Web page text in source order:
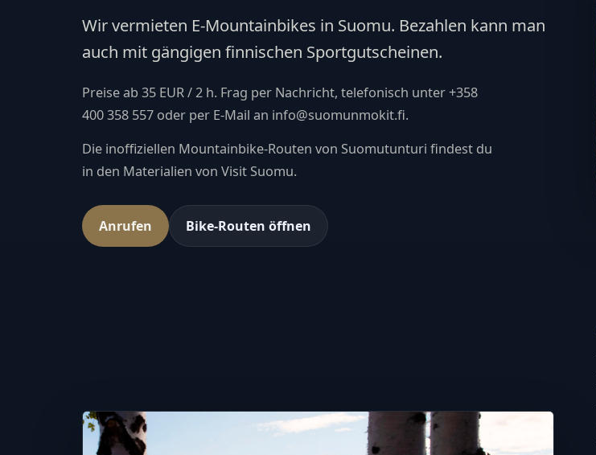
Wir vermieten E-Mountainbikes in Suomu. Bezahlen kann man
auch mit gängigen finnischen Sportgutscheinen.
Preise ab 35 EUR / 2 h. Frag per Nachricht, telefonisch unter +358
400 358 557 oder per E-Mail an info@suomunmokit.fi.
Die inoffiziellen Mountainbike-Routen von Suomutunturi findest du
in den Materialien von Visit Suomu.
Anrufen Bike-Routen öffnen